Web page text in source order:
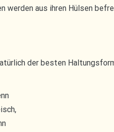
werden aus ihren Hülsen
der besten